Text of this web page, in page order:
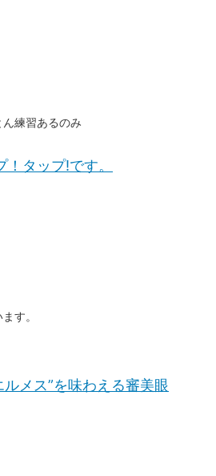
練習あるのみ
タップ!です。
す。
ルメス”を味わえる審美眼